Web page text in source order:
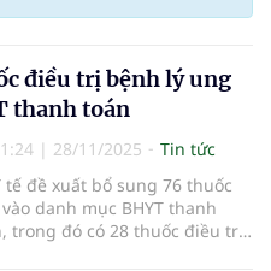
điều trị bệnh lý ung
thanh toán
| 28/11/2025
Tin tức
tế đề xuất bổ sung 76 thuốc
danh mục BHYT thanh
trong đó có 28 thuốc điều trị